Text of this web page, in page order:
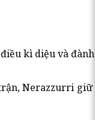
kì diệu và
Nerazzurri